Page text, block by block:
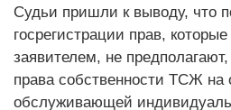
Судьи пришли к выводу, что
госрегистрации прав,
заявителем, не
права собственности ТСЖ на
обслуживающей